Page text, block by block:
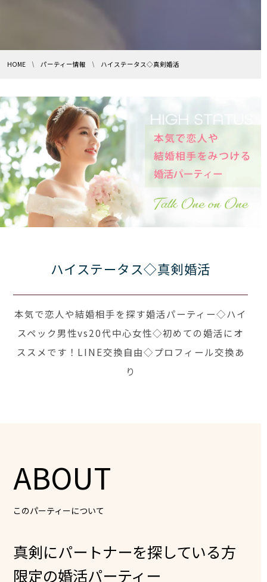
HOME パーティー情報 ハイステータス◇真剣婚活
ハイステータス◇真剣婚活
本気で恋人や結婚相手を探す婚活パーティー◇ハイ
スペック男性vs20代中心女性◇初めての婚活にオ
ススメです！LINE交換自由◇プロフィール交換あ
り
ABOUT
このパーティーについて
真剣にパートナーを探している方
限定の婚活パーティー